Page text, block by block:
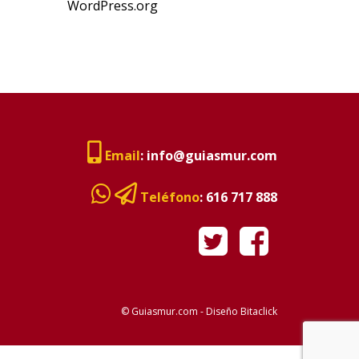
WordPress.org
Email: info@guiasmur.com
Teléfono: 616 717 888
© Guiasmur.com - Diseño Bitaclick